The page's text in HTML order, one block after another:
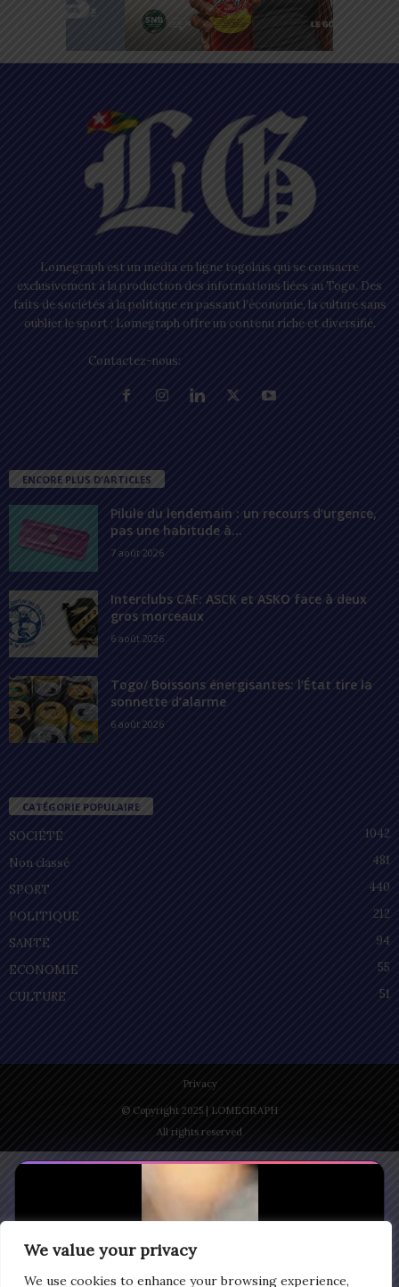
We value your privacy
We use cookies to enhance your browsing experience,
Lomegraph est un média en ligne togolais qui se consacre
exclusivement à la production des informations liées au Togo. Des
faits de sociétés à la politique en passant l’économie, la culture sans
oublier le sport ; Lomegraph offre un contenu riche et diversifié.
Contactez-nous:
ENCORE PLUS D'ARTICLES
Pilule du lendemain : un recours d’urgence,
pas une habitude à...
7 août 2026
Interclubs CAF: ASCK et ASKO face à deux
gros morceaux
6 août 2026
Togo/ Boissons énergisantes: l’État tire la
sonnette d’alarme
6 août 2026
CATÉGORIE POPULAIRE
SOCIÉTÉ
1042
Non classé
481
SPORT
440
POLITIQUE
212
SANTÉ
94
ECONOMIE
55
CULTURE
51
Privacy
© Copyright 2025 | LOMEGRAPH
All rights reserved